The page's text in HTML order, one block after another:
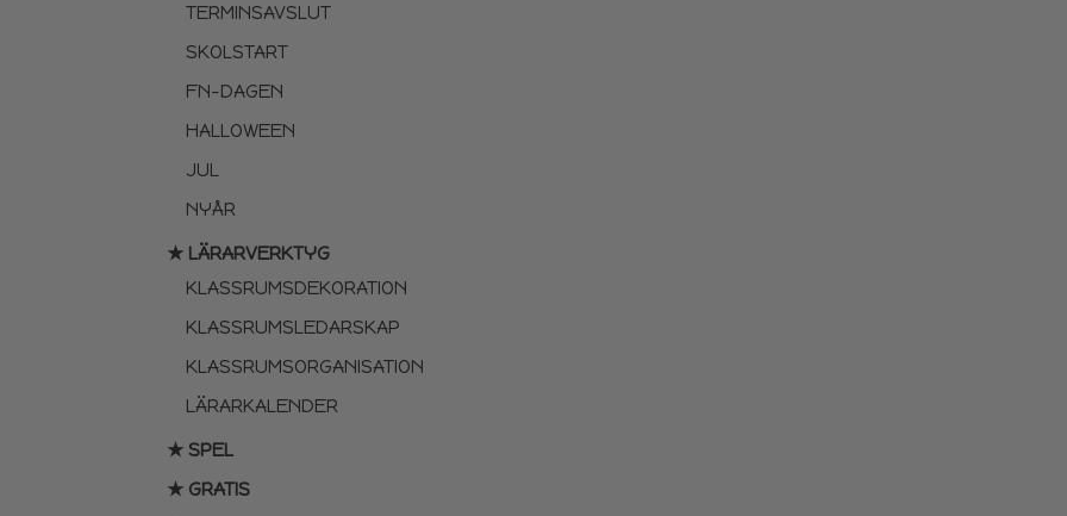
TERMINSAVSLUT
SKOLSTART
FN-DAGEN
HALLOWEEN
JUL
NYÅR
★ LÄRARVERKTYG
KLASSRUMSDEKORATION
KLASSRUMSLEDARSKAP
KLASSRUMSORGANISATION
LÄRARKALENDER
★ SPEL
★ GRATIS